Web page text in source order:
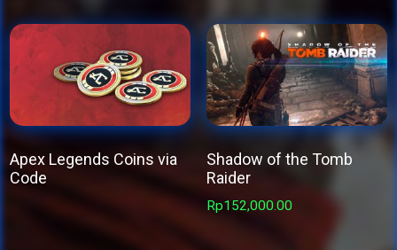
Apex Legends Coins via
Code
Shadow of the Tomb
Raider
Rp152,000.00